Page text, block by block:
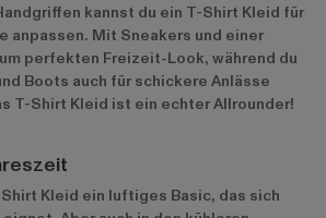
kannst du ein T-Shirt Kleid für
anpassen. Mit Sneakers und einer
perfekten Freizeit-Look, während du
Boots auch für schickere Anlässe
T-Shirt Kleid ist ein echter Allrounder!
Kleid ein luftiges Basic, das sich